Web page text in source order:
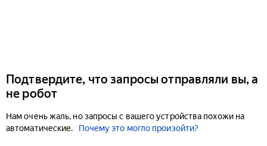
Подтвердите, что запросы отправляли вы, а
не робот
Нам очень жаль, но запросы с вашего устройства похожи на
автоматические.
Почему это могло произойти?